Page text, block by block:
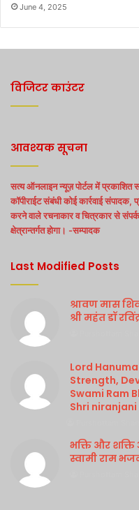
June 4, 2025
विजिटर काउंटर
आवश्यक सूचना
सत्य ऑनलाइन न्यूज़ पोर्टल में प्रकाशित
कॉपीराईट संबंधी कोई कार्रवाई
करने वाले रचनाकार व चित्रकार से
क्षेत्रान्तर्गत होगा। -सम्पादक
Last Modified Posts
श्रावण मास
श्री महंत डॉ
Lord
Strength,
Swami Ram
Shri niranjani
भक्ति और
स्वामी राम